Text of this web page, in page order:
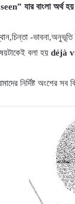
যার বাংলা অর্থ
-
বলা হয় déjà
নির্দিষ্ট অংশের সব